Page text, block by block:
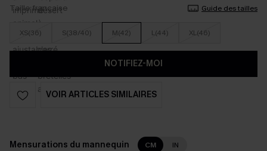
Taille française Guide des tailles
XS(36) S(38/40) M(42) L(44) XL(46)
NOTIFIEZ-MOI
VOIR ARTICLES SIMILAIRES
Mensurations du mannequin CM IN